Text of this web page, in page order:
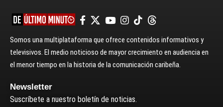
Somos una multiplataforma que ofrece contenidos informativos y
televisivos. El medio noticioso de mayor crecimiento en audiencia en
el menor tiempo en la historia de la comunicación caribeña.
Newsletter
Suscríbete a nuestro boletín de noticias.